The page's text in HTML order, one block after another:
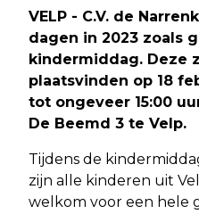
VELP - C.V. de
dagen in 2023 zoals
kindermiddag. Deze
plaatsvinden op 18
tot ongeveer 15:00
De Beemd 3 te Velp.
Tijdens de
zijn alle kinderen uit
welkom voor een hele